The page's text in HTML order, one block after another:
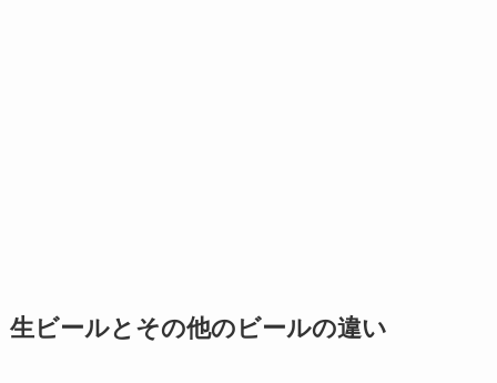
生ビールとその他のビールの違い